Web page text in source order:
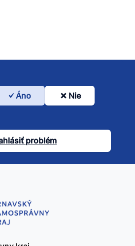
Bol
článok
užitočný?
Áno Nie
problém